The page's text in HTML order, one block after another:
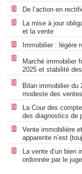
De l’action en
La mise à jour
et la vente
Immobilier : légère
Marché immobilier
2025 et stabilité
Bilan immobilier du
modeste des ventes
La Cour des
des diagnostics de
Vente immobilière
apparente n’est
La vente d’un bien
ordonnée par le